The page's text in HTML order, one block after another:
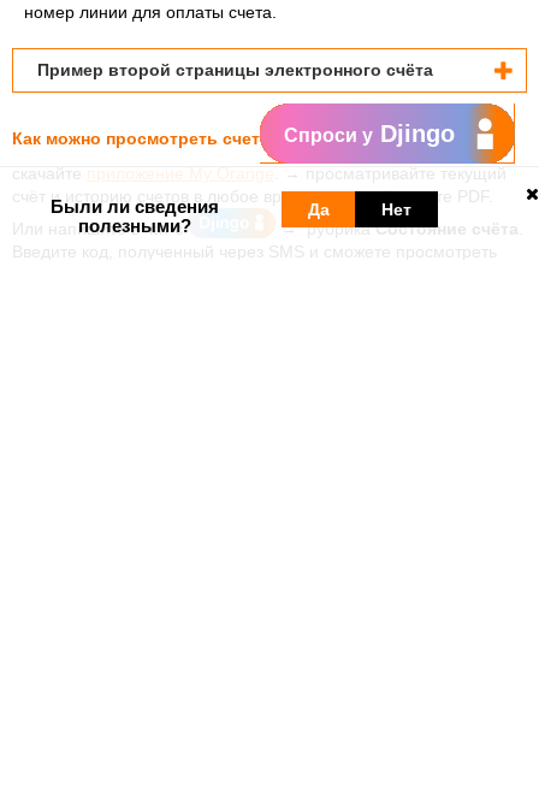
номер линии для оплаты счета.
Пример второй страницы электронного счёта
Как можно просмотреть счет:
скачайте приложение My Orange . → просматривайте текущий
счёт и историю счетов в любое время, даже в формате PDF.
Или напишите в чат с
→ рубрикаСостояние счёта
Введите код, полученный через SMS и сможете просмотреть
Были ли сведения
полезными?
Да Нет
Спроси у Djingo